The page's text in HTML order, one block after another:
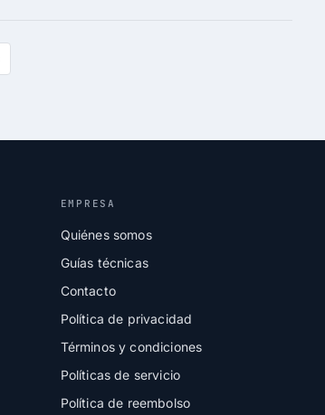
EMPRESA
Quiénes somos
Guías técnicas
Contacto
Política de privacidad
Términos y condiciones
Políticas de servicio
Política de reembolso